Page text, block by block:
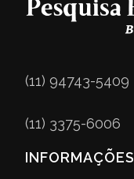
(11) 94743-5409
(11) 3375-6006
INFORMAÇÕES